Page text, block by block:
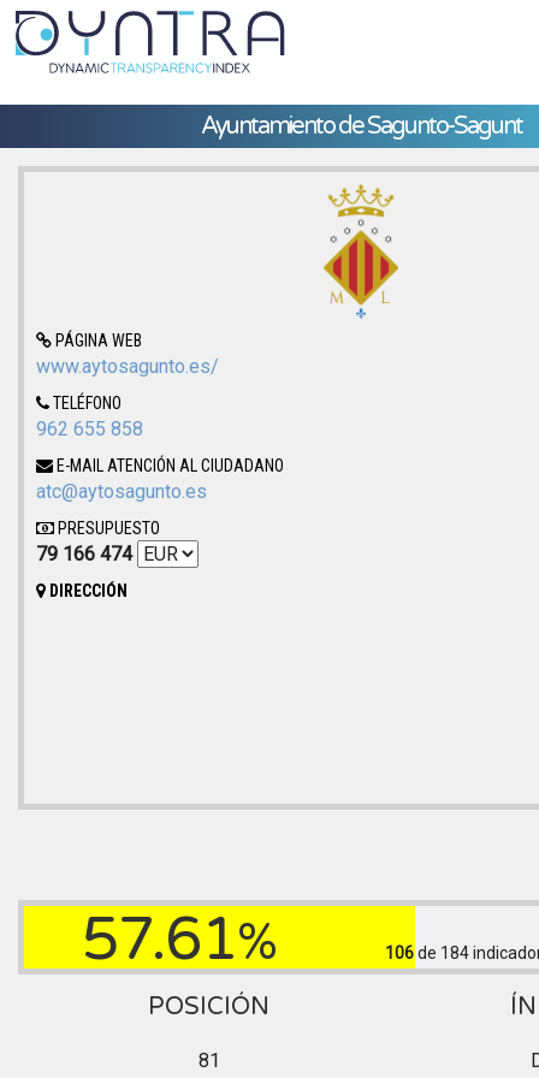
Ayuntamiento de Sagunto-Sagunt
PÁGINA WEB
www.aytosagunto.es/
TELÉFONO
962 655 858
E-MAIL ATENCIÓN AL CIUDADANO
atc@aytosagunto.es
PRESUPUESTO
79 166 474
DIRECCIÓN
57.61% 106de 184
POSICIÓN
81